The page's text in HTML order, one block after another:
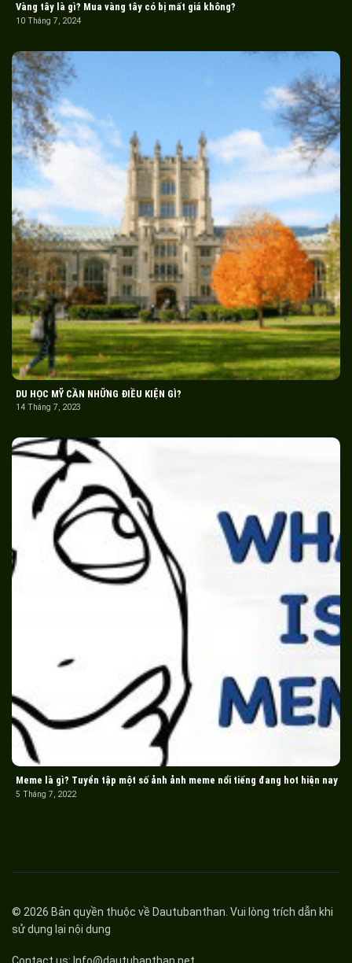
Vàng tây là gì? Mua vàng tây có bị mất giá không?
10 Tháng 7, 2024
DU HỌC MỸ CẦN NHỮNG ĐIỀU KIỆN GÌ?
14 Tháng 7, 2023
Meme là gì? Tuyển tập một số ảnh ảnh meme nổi tiếng đang hot hiện nay
5 Tháng 7, 2022
© 2026 Bản quyền thuộc về Dautubanthan . Vui lòng trích dẫn khi
sử dụng lại nội dung
Contact us: Info@dautubanthan.net